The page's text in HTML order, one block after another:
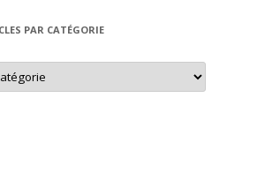
PAR CATÉGORIE